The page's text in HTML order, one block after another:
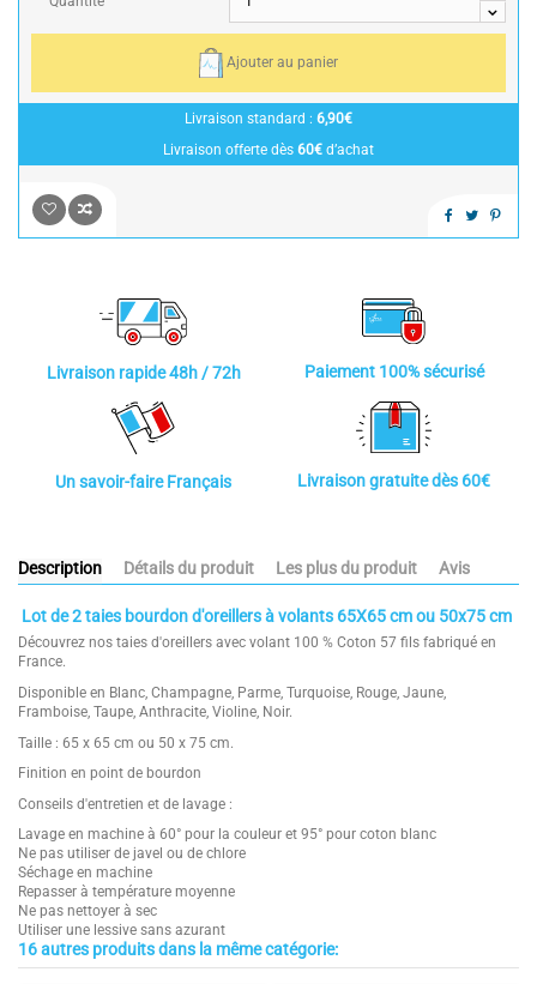
Ajouter au panier
Livraison standard : 6,90€
Livraison offerte dès 60€ d’achat
Livraison rapide 48h / 72h Paiement 100% sécurisé
Un savoir-faire Français Livraison gratuite dès 60€
Description Détails du produit Les plus du produit Avis
Lot de 2 taies bourdon d'oreillers à volants 65X65 cm ou 50x75 cm
Découvrez nos taies d'oreillers avec volant 100 % Coton 57 fils fabriqué en
France.
Disponible en Blanc, Champagne, Parme, Turquoise, Rouge, Jaune,
Framboise, Taupe, Anthracite, Violine, Noir.
Taille : 65 x 65 cm ou 50 x 75 cm.
Finition en point de bourdon
Conseils d'entretien et de lavage :
Lavage en machine à 60° pour la couleur et 95° pour coton blanc
Ne pas utiliser de javel ou de chlore
Séchage en machine
Repasser à température moyenne
Ne pas nettoyer à sec
Utiliser une lessive sans azurant
Largeur
65x65cm ou 50x75 cm
100 % Coton
16 autres produits dans la même catégorie: